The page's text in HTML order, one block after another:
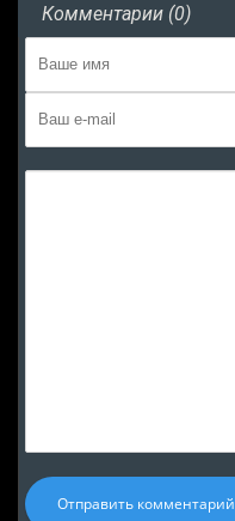
Комментарии (0)
Отправить комментарий